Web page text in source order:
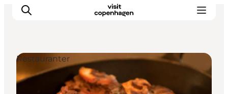
This is Copenhagen
Restauranter